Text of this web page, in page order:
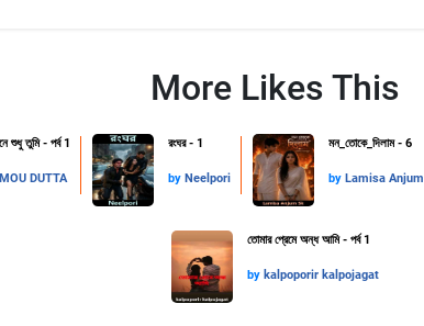
More Likes This
শুধু তুমি - পর্ব 1
MOU DUTTA
রংঘর - 1
by Neelpori
মন_তোকে_দিলাম - 6
by Lamisa Anjum
তোমার প্রেমে অন্ধ আমি - পর্ব 1
by kalpoporir kalpojagat